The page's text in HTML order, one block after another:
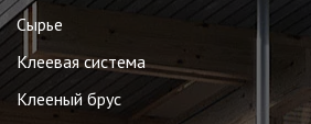
Сырье
Клеевая система
Клееный брус